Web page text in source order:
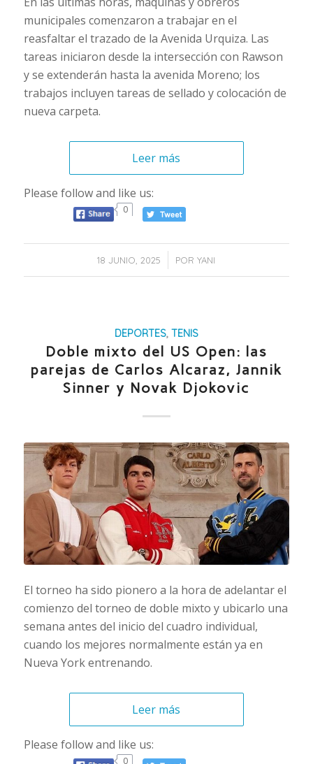
municipales comenzaron a trabajar en el
reasfaltar el trazado de la Avenida Urquiza. Las
tareas iniciaron desde la intersección con Rawson
y se extenderán hasta la avenida Moreno; los
trabajos incluyen tareas de sellado y colocación de
nueva carpeta.
Leer más
Please follow and like us:
0
18 JUNIO, 2025
/ PORYANI
DEPORTES, TENIS
Doble mixto del US Open: las
parejas de Carlos Alcaraz, Jannik
Sinner y Novak Djokovic
El torneo ha sido pionero a la hora de adelantar el
comienzo del torneo de doble mixto y ubicarlo una
semana antes del inicio del cuadro individual,
cuando los mejores normalmente están ya en
Nueva York entrenando.
Leer más
Please follow and like us:
0